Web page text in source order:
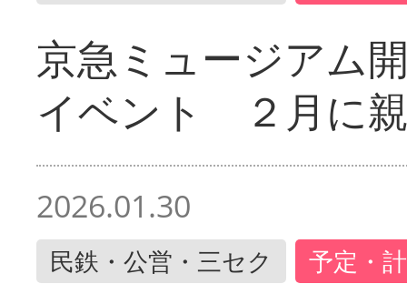
京急ミュージアム
イベント ２月に
2026.01.30
民鉄・公営・三セク 予定・